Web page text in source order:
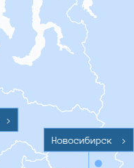
>
Новосибирск
>